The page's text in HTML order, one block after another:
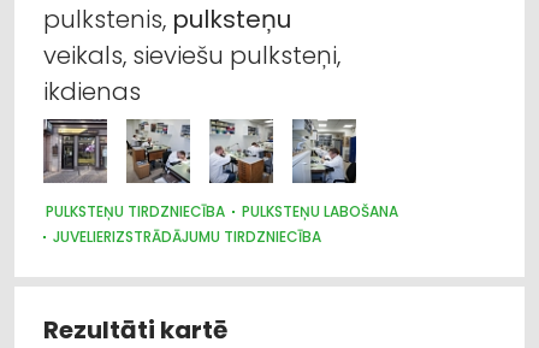
pulkstenis, pulksteņu
veikals, sieviešu pulksteņi,
ikdienas
PULKSTEŅU TIRDZNIECĪBA
PULKSTEŅU LABOŠANA
JUVELIERIZSTRĀDĀJUMU TIRDZNIECĪBA
Rezultāti kartē